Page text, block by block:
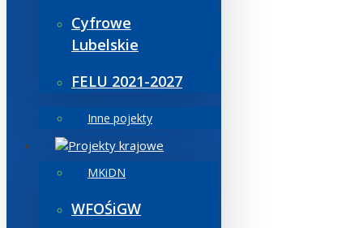
Cyfrowe
Lubelskie
FELU 2021-2027
Inne pojekty
Projekty krajowe
MKiDN
WFOŚiGW